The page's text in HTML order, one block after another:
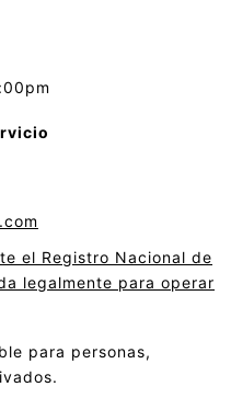
el Registro Nacional de
legalmente para operar
para personas,